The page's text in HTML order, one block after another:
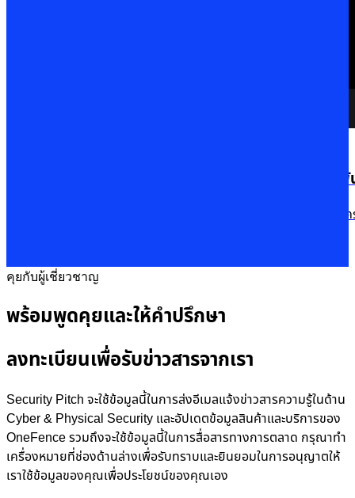
Romance Scam รักหลอกๆ ปอกลอกเสียหายพุ่งเป็นพั
“เจ็บก็ทนได้ อยู่อย่างคนโง่ ที่มันไม่รู้ไม่ทันเธอ” แค่เนื้อเพลงก็ช้ำแ
คุยกับผู้เชี่ยวชาญ
พร้อมพูดคุยและให้คำปรึกษา
ลงทะเบียนเพื่อรับข่าวสารจากเรา
Security Pitch จะใช้ข้อมูลนี้ในการส่งอีเมลแจ้งข่าวสารความรู้ในด้าน
Cyber & Physical Security และอัปเดตข้อมูลสินค้าและบริการของ
OneFence รวมถึงจะใช้ข้อมูลนี้ในการสื่อสารทางการตลาด กรุณาทำ
เครื่องหมายที่ช่องด้านล่างเพื่อรับทราบและยินยอมในการอนุญาตให้
เราใช้ข้อมูลของคุณเพื่อประโยชน์ของคุณเอง